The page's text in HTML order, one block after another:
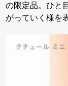
の限定品。ひと
がっていく様を